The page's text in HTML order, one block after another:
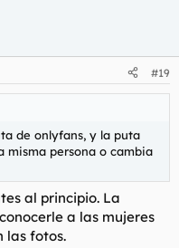
#19
de onlyfans, y la puta
misma persona o cambia
al principio. La
a las mujeres
las fotos.